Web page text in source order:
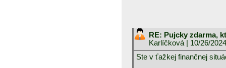
RE: Pujcky zdarma,
Karlíčková | 10/26/
Ste v ťažkej finančnej